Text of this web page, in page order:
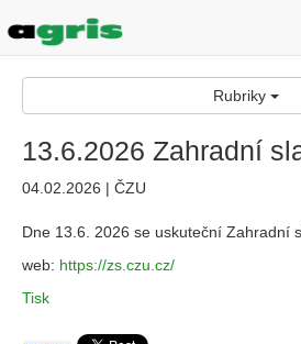
Rubriky
13.6.2026 Zahradní
04.02.2026 | ČZU
Dne 13.6. 2026 se uskuteční Zahradní
web: https://zs.czu.cz/
Tisk